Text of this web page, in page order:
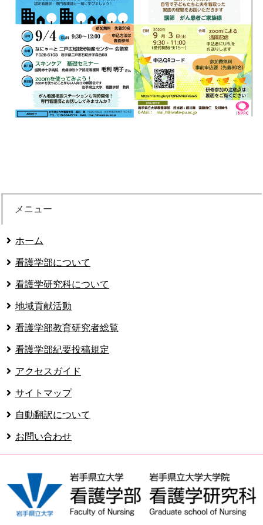
メニュー
ホーム
看護学部について
看護学研究科について
地域貢献活動
看護学部教育研究者総覧
看護学部紀要投稿規定
アクセスガイド
サイトマップ
自動翻訳について
お問い合わせ